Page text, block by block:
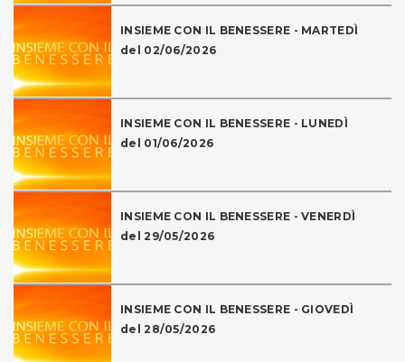
INSIEME CON IL BENESSERE - MARTEDÌ
del 02/06/2026
INSIEME CON IL BENESSERE - LUNEDÌ
del 01/06/2026
INSIEME CON IL BENESSERE - VENERDÌ
del 29/05/2026
INSIEME CON IL BENESSERE - GIOVEDÌ
del 28/05/2026